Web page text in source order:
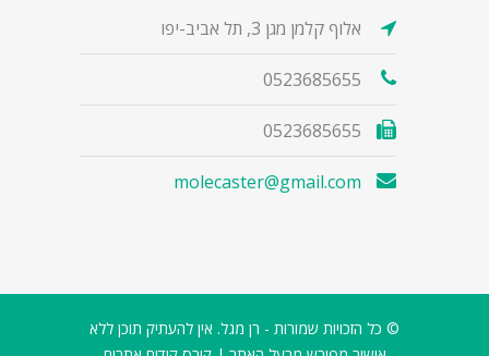
אלוף קלמן מגן 3, תל אביב-יפו
0523685655
0523685655
molecaster@gmail.com
© כל הזכויות שמורות - רן מגל. אין להעתיק תוכן ללא